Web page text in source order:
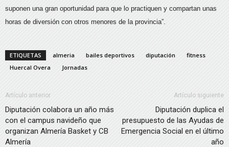
suponen una gran oportunidad para que lo practiquen y compartan unas
horas de diversión con otros menores de la provincia”.
ETIQUETAS almeria bailes deportivos diputación
fitness
Huercal Overa
Jornadas
Artículo anterior
Diputación colabora un año más
con el campus navideño que
organizan Almería Basket y CB
Almería
Artículo siguiente
Diputación duplica el
presupuesto de las Ayudas de
Emergencia Social en el último
año